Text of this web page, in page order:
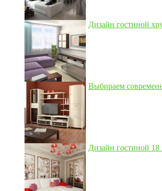
Дизайн гостиной
Выбираем
Дизайн гостиной